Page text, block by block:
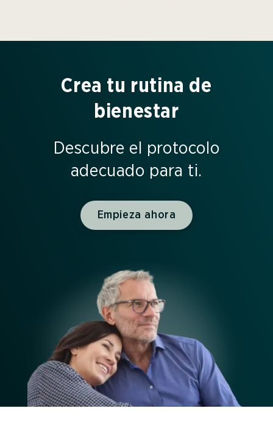
Crea tu rutina de
bienestar
Descubre el protocolo
adecuado para ti.
Empieza ahora